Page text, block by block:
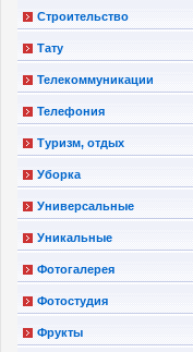
Строительство
Тату
Телекоммуникации
Телефония
Туризм, отдых
Уборка
Универсальные
Уникальные
Фотогалерея
Фотостудия
Фрукты